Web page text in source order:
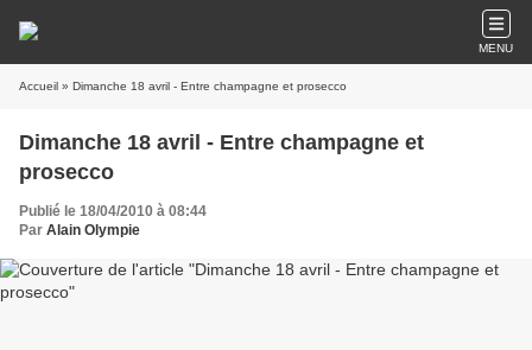
MENU
Accueil » Dimanche 18 avril - Entre champagne et prosecco
Dimanche 18 avril - Entre champagne et
prosecco
Publié le 18/04/2010 à 08:44
Par Alain Olympie